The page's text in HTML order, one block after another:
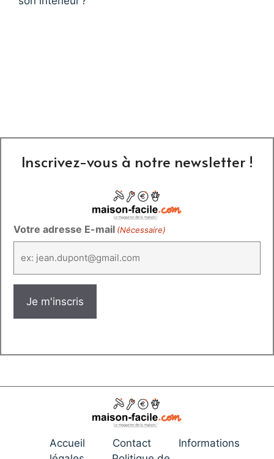
Inscrivez-vous à notre newsletter !
Votre adresse E-mail (Nécessaire)
Accueil Contact
Informations